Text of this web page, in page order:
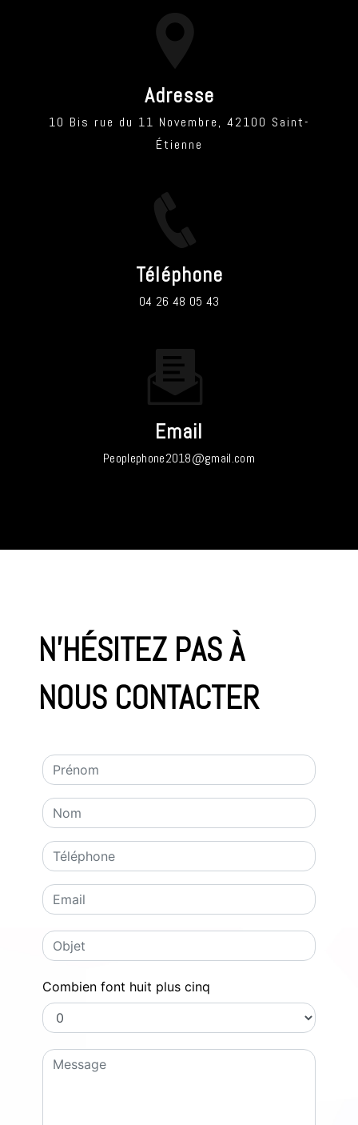
Adresse
10 Bis rue du 11 Novembre, 42100 Saint-
Étienne
Téléphone
04 26 48 05 43
Email
peoplephone2018@gmail.com
N'HÉSITEZ PAS À
NOUS CONTACTER
Combien font huit plus cinq